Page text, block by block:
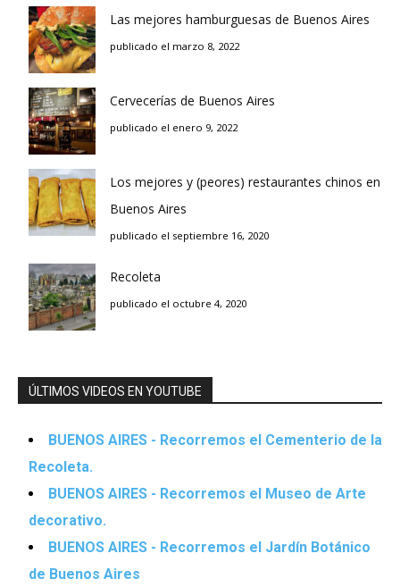
Las mejores hamburguesas de Buenos Aires
publicado el marzo 8, 2022
Cervecerías de Buenos Aires
publicado el enero 9, 2022
Los mejores y (peores) restaurantes chinos en
Buenos Aires
publicado el septiembre 16, 2020
Recoleta
publicado el octubre 4, 2020
ÚLTIMOS VIDEOS EN YOUTUBE
BUENOS AIRES - Recorremos el Cementerio de la
Recoleta.
BUENOS AIRES - Recorremos el Museo de Arte
decorativo.
BUENOS AIRES - Recorremos el Jardín Botánico
de Buenos Aires